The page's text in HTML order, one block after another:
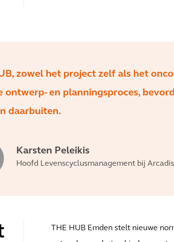
zowel het project zelf als het
ontwerp- en planningsproces,
daarbuiten.
Karsten Peleikis
Hoofd Levenscyclusmanagement bij Arcadis
THE HUB Emden stelt nieuwe